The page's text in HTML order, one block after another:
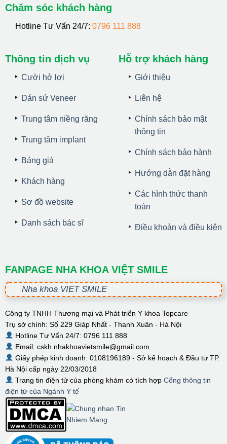
Chăm sóc khách hàng
Hotline Tư Vấn 24/7: 0796 111 888
Thông tin dịch vụ
Cười hở lợi
Dán sứ Veneer
Trung tâm niềng răng
Trung tâm implant
Bảng giá
Khách hàng
Sơ đồ website
Danh sách bác sĩ
Hỗ trợ khách hàng
Giới thiệu
Liên hệ
Chính sách bảo mật
thông tin
Chính sách bảo hành
Hướng dẫn đặt hàng
Các hình thức thanh
toán
Điều khoản và điều kiện
FANPAGE NHA KHOA VIỆT SMILE
Nha khoa VIET SMILE
Công ty TNHH Thương mại và Phát triển Y khoa Topcare
Trụ sở chính: Số 229 Giáp Nhất - Thanh Xuân - Hà Nội
Hotline Tư Vấn 24/7: 0796 111 888
Email: cskh.nhakhoavietsmile@gmail.com
Giấy phép kinh doanh: 0108196189 - Sở kế hoạch & Đầu tư TP.
Hà Nội cấp ngày 22/03/2018
Trang tin điện tử của phòng khám có tích hợp Cổng thông tin
điện tử của Ngành Y tế